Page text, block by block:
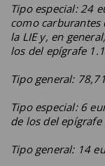
Tipo especial: 24
como carburantes
la LIE y, en
los del epígrafe
Tipo general:
Tipo especial: 6
de los del
Tipo general: 14